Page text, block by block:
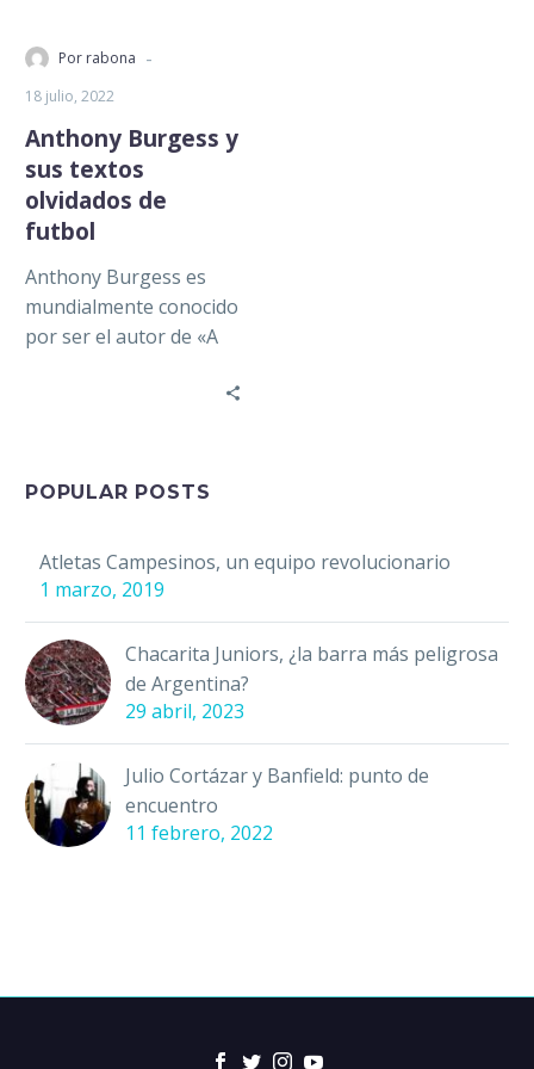
Por rabona -
18 julio, 2022
Anthony Burgess y
sus textos
olvidados de
futbol
Anthony Burgess es
mundialmente conocido
por ser el autor de «A
Lamentablemente, casi
POPULAR POSTS
Atletas Campesinos, un equipo revolucionario
1 marzo, 2019
Chacarita Juniors, ¿la barra más peligrosa
de Argentina?
29 abril, 2023
Julio Cortázar y Banfield: punto de
encuentro
11 febrero, 2022